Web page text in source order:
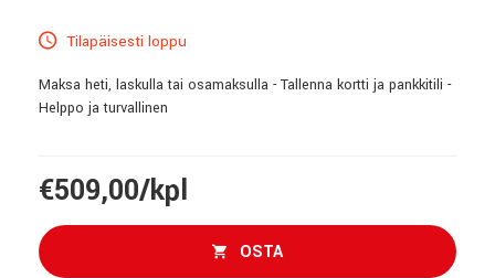
Tilapäisesti loppu
Maksa heti, laskulla tai osamaksulla - Tallenna kortti ja pankkitili -
Helppo ja turvallinen
€509,00/kpl
OSTA